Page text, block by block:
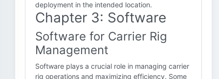
deployment in the intended location.
Chapter 3: Software
Software for Carrier Rig
Management
Software plays a crucial role in managing carrier
rig operations and maximizing efficiency. Some